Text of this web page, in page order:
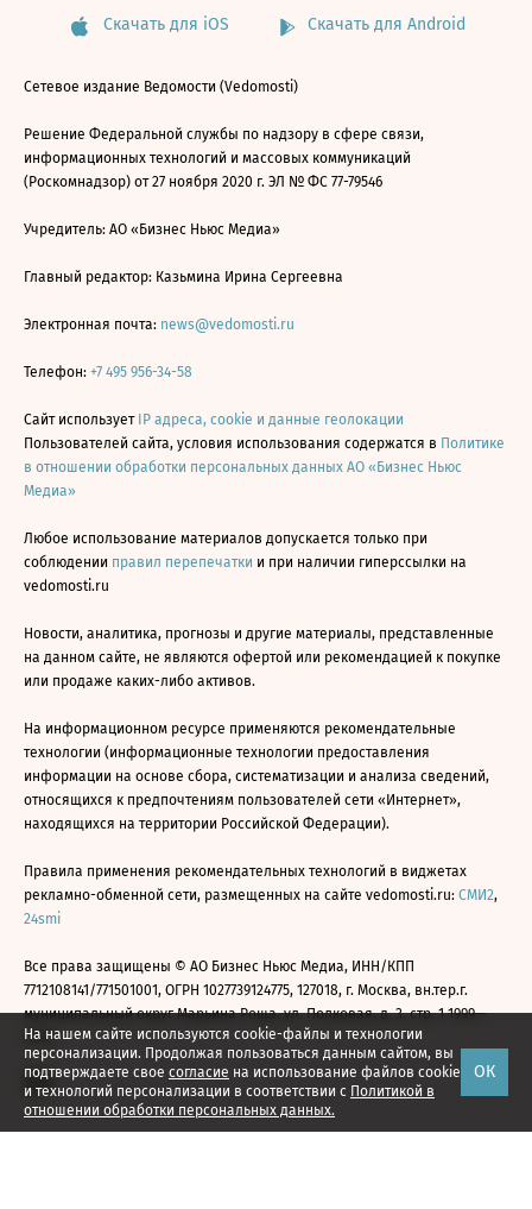
На нашем сайте используются cookie-файлы и технологии
персонализации. Продолжая пользоваться данным сайтом, вы
подтверждаете свое согласие на использование файлов cookie
и технологий персонализации в соответствии с Политикой в
отношении обработки персональных данных.
ОК
Скачать для iOS Скачать для Android
Сетевое издание Ведомости (Vedomosti)
Решение Федеральной службы по надзору в сфере связи,
информационных технологий и массовых коммуникаций
(Роскомнадзор) от 27 ноября 2020 г. ЭЛ № ФС 77-79546
Учредитель: АО «Бизнес Ньюс Медиа»
Главный редактор: Казьмина Ирина Сергеевна
Электронная почта: news@vedomosti.ru
Телефон: +7 495 956-34-58
Сайт использует IP адреса, cookie и данные геолокации
Пользователей сайта, условия использования содержатся в Политике
в отношении обработки персональных данных АО «Бизнес Ньюс
Медиа»
Любое использование материалов допускается только при
соблюдении правил перепечатки и при наличии гиперссылки на
vedomosti.ru
Новости, аналитика, прогнозы и другие материалы, представленные
на данном сайте, не являются офертой или рекомендацией к покупке
или продаже каких-либо активов.
На информационном ресурсе применяются рекомендательные
технологии (информационные технологии предоставления
информации на основе сбора, систематизации и анализа сведений,
относящихся к предпочтениям пользователей сети «Интернет»,
находящихся на территории Российской Федерации).
Правила применения рекомендательных технологий в виджетах
рекламно-обменной сети, размещенных на сайте vedomosti.ru: СМИ2,
24smi
Все права защищены © АО Бизнес Ньюс Медиа, ИНН/КПП
7712108141/771501001, ОГРН 1027739124775, 127018, г. Москва, вн.тер.г.
муниципальный округ Марьина Роща, ул. Полковая, д. 3, стр. 1 1999—
2026